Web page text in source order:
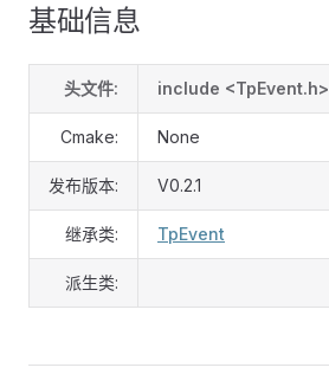
基础信息
头文件: include <TpEvent.h>
Cmake: None
发布版本: V0.2.1
继承类: TpEvent
派生类: